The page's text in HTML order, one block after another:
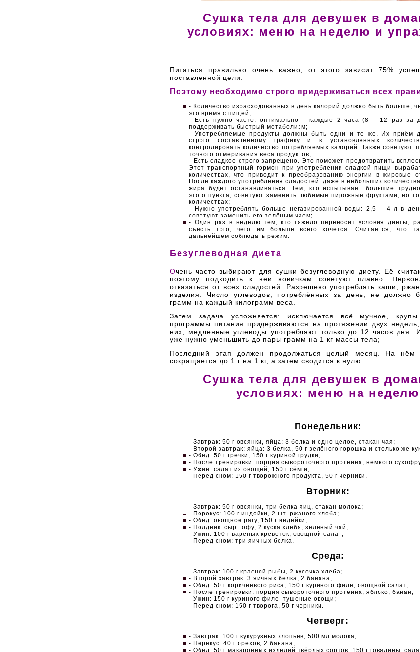
Сушка тела для девушек в
условиях: меню на неделю и
Питаться правильно очень важно, от этого зависит 75%
поставленной цели.
Поэтому необходимо строго придерживаться всех
- Количество израсходованных в день калорий должно быть больше,
это время с пищей;
- Есть нужно часто: оптимально – каждые 2 часа (8 – 12 раз за
поддерживать быстрый метаболизм;
- Употребляемые продукты должны быть одни и те же. Их приём
строго составленному графику и в установленных
контролировать количество потребляемых калорий. Также советуют
точного отмеривания веса продуктов;
- Есть сладкое строго запрещено. Это поможет предотвратить
Этот транспортный гормон при употреблении сладкой пищи
количествах, что приводит к преобразованию энергии в жировые
После каждого употребления сладостей, даже в небольших
жира будет останавливаться. Тем, кто испытывает большие
этого пункта, советуют заменить любимые пирожные фруктами, но
количествах;
- Нужно употреблять больше негазированной воды: 2,5 – 4 л в
советуют заменить его зелёным чаем;
- Один раз в неделю тем, кто тяжело переносит условия диеты,
съесть того, чего им больше всего хочется. Считается, что
дальнейшем соблюдать режим.
Безуглеводная диета
Очень часто выбирают для сушки безуглеводную диету. Её
поэтому подходить к ней новичкам советуют плавно.
отказаться от всех сладостей. Разрешено употреблять каши,
изделия. Число углеводов, потреблённых за день, не должно
грамм на каждый килограмм веса.
Затем задача усложняется: исключается всё мучное,
программы питания придерживаются на протяжении двух
них, медленные углеводы употребляют только до 12 часов дня.
уже нужно уменьшить до пары грамм на 1 кг массы тела;
Последний этап должен продолжаться целый месяц. На нём
сокращается до 1 г на 1 кг, а затем сводится к нулю.
Сушка тела для девушек в
условиях: меню на неделю
Понедельник:
- Завтрак: 50 г овсянки, яйца: 3 белка и одно целое, стакан чая;
- Второй завтрак: яйца: 3 белка, 50 г зелёного горошка и столько же
- Обед: 50 г гречки, 150 г куриной грудки;
- После тренировки: порция сывороточного протеина, немного
- Ужин: салат из овощей, 150 г сёмги;
- Перед сном: 150 г творожного продукта, 50 г черники.
Вторник:
- Завтрак: 50 г овсянки, три белка яиц, стакан молока;
- Перекус: 100 г индейки, 2 шт. ржаного хлеба;
- Обед: овощное рагу, 150 г индейки;
- Полдник: сыр тофу, 2 куска хлеба, зелёный чай;
- Ужин: 100 г варёных креветок, овощной салат;
- Перед сном: три яичных белка.
Среда:
- Завтрак: 100 г красной рыбы, 2 кусочка хлеба;
- Второй завтрак: 3 яичных белка, 2 банана;
- Обед: 50 г коричневого риса, 150 г куриного филе, овощной салат;
- После тренировки: порция сывороточного протеина, яблоко, банан;
- Ужин: 150 г куриного филе, тушеные овощи;
- Перед сном: 150 г творога, 50 г черники.
Четверг:
- Завтрак: 100 г кукурузных хлопьев, 500 мл молока;
- Перекус: 40 г орехов, 2 банана;
- Обед: 50 г макаронных изделий твёрдых сортов, 150 г говядины,